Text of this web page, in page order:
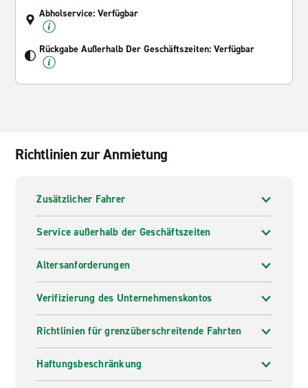
Abholservice: Verfügbar
Rückgabe Außerhalb Der Geschäftszeiten: Verfügbar
Richtlinien zur Anmietung
Zusätzlicher Fahrer
Service außerhalb der Geschäftszeiten
Altersanforderungen
Verifizierung des Unternehmenskontos
Richtlinien für grenzüberschreitende Fahrten
Haftungsbeschränkung